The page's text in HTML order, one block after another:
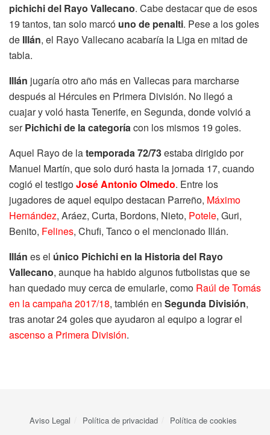
pichichi del Rayo Vallecano. Cabe destacar que de esos
19 tantos, tan solo marcó uno de penalti. Pese a los goles
de Illán, el Rayo Vallecano acabaría la Liga en mitad de
tabla.
Illán jugaría otro año más en Vallecas para marcharse
después al Hércules en Primera División. No llegó a
cuajar y voló hasta Tenerife, en Segunda, donde volvió a
serPichichi de la categoríacon los mismos 19 goles.
Aquel Rayo de latemporada 72/73estaba dirigido por
Manuel Martín, que solo duró hasta la jornada 17, cuando
cogió el testigoJosé Antonio Olmedo. Entre los
jugadores de aquel equipo destacan Parreño, Máximo
Hernández, Aráez, Curta, Bordons, Nieto, Potele, Guri,
Benito, Felines, Chufi, Tanco o el mencionado Illán.
Illán es el único Pichichi en la Historia del Rayo
Vallecano, aunque ha habido algunos futbolistas que se
han quedado muy cerca de emularle, como Raúl de Tomás
en la campaña 2017/18, también en Segunda División,
tras anotar 24 goles que ayudaron al equipo a lograr el
ascenso a Primera División.
Aviso Legal Política de privacidad Política de cookies